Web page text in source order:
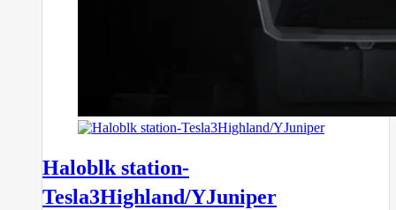
Haloblk station-
Tesla3Highland/YJuniper